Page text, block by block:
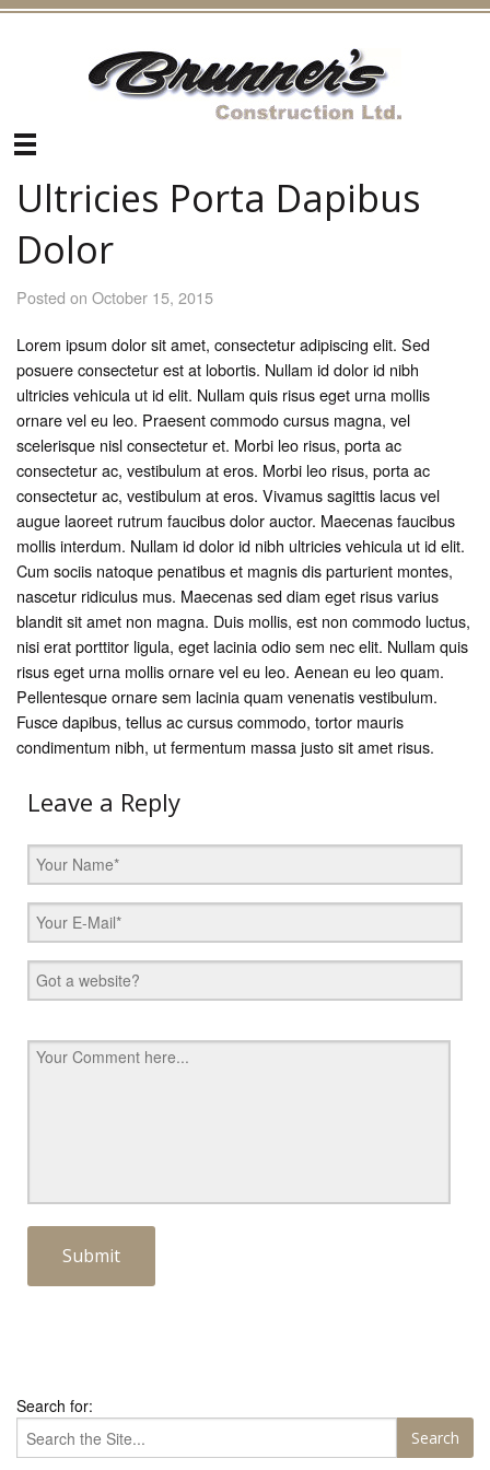
Ultricies Porta Dapibus
Dolor
Posted on October 15, 2015
Lorem ipsum dolor sit amet, consectetur adipiscing elit. Sed
posuere consectetur est at lobortis. Nullam id dolor id nibh
ultricies vehicula ut id elit. Nullam quis risus eget urna mollis
ornare vel eu leo. Praesent commodo cursus magna, vel
scelerisque nisl consectetur et. Morbi leo risus, porta ac
consectetur ac, vestibulum at eros. Morbi leo risus, porta ac
consectetur ac, vestibulum at eros. Vivamus sagittis lacus vel
augue laoreet rutrum faucibus dolor auctor. Maecenas faucibus
mollis interdum. Nullam id dolor id nibh ultricies vehicula ut id elit.
Cum sociis natoque penatibus et magnis dis parturient montes,
nascetur ridiculus mus. Maecenas sed diam eget risus varius
blandit sit amet non magna. Duis mollis, est non commodo luctus,
nisi erat porttitor ligula, eget lacinia odio sem nec elit. Nullam quis
risus eget urna mollis ornare vel eu leo. Aenean eu leo quam.
Pellentesque ornare sem lacinia quam venenatis vestibulum.
Fusce dapibus, tellus ac cursus commodo, tortor mauris
condimentum nibh, ut fermentum massa justo sit amet risus.
Leave a Reply
Search for: